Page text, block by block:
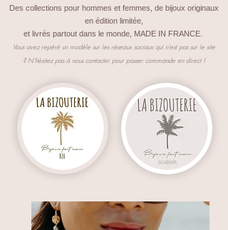
Des collections pour hommes et femmes, de bijoux originaux
en édition limitée,
et livrés partout dans le monde, MADE IN FRANCE.
Vous avez repéré un modèle sur les réseaux sociaux qui n'est pas sur le site
? N'hésitez pas à nous contacter pour passer commande en direct !